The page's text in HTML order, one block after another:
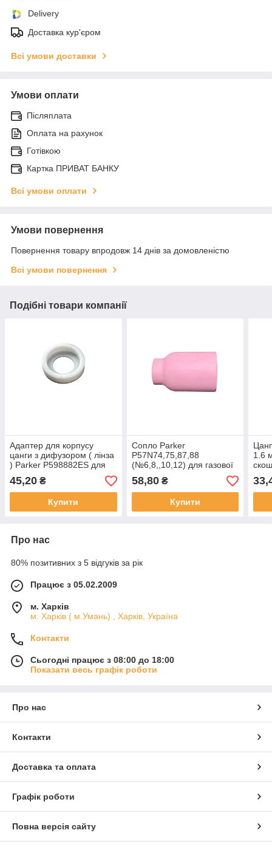
Delivery
Доставка кур'єром
Всі умови доставки
Умови оплати
Післяплата
Оплата на рахунок
Готівкою
Картка ПРИВАТ БАНКУ
Всі умови оплати
Умови повернення
Повернення товару впродовж 14 днів за домовленістю
Всі умови повернення
Подібні товари компанії
Адаптер для корпусу
цанги з дифузором ( лінза
) Parker P598882ES для
пальників SGT 9/20/20S
45,20 ₴
Купити
Сопло Parker
P57N74,75,87,88
(№6,8,,10,12) для газової
лінзи,ТІГ SGT/SGTCW
9/17/18/20/20S/26/125M
250M/225F
58,80₴
Купити
1.6
ТІГ
Про нас
80% позитивних з 5 відгуків за рік
Працює з 05.02.2009
м. Харків
м. Харків ( м.Умань) , Харків, Україна
Контакти
Сьогодні працює з 08:00 до 18:00
Показати весь графік роботи
Про нас
Контакти
Доставка та оплата
Графік роботи
Повна версія сайту